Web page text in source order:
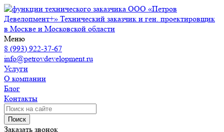
ООО «Петров
Девелопмент+» Технический заказчик и ген. проектировщик
в Москве и Московской области
Меню
8 (993) 922-37-67
info@petrovdevelopment.ru
Услуги
О компании
Блог
Контакты
Поиск
Заказать звонок